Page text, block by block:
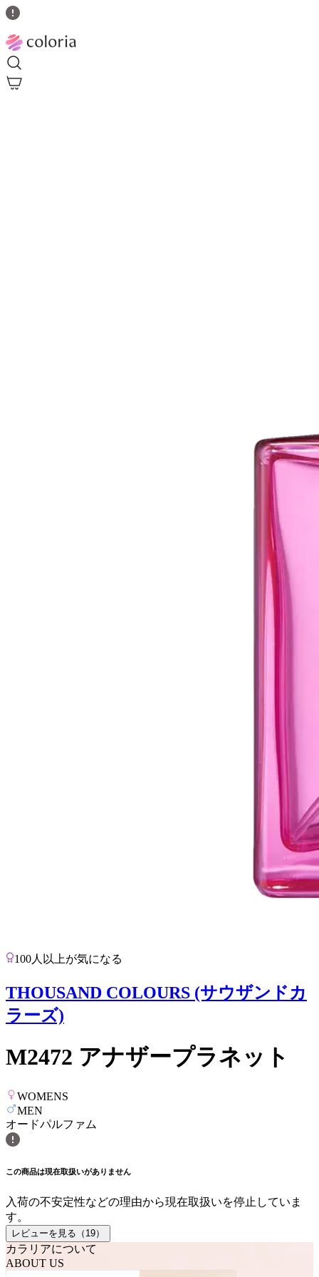
100人以上が気になる
THOUSAND COLOURS (サウザンドカ
ラーズ)
M2472 アナザープラネット
WOMENS
MEN
オードパルファム
この商品は現在取扱いがありません
入荷の不安定性などの理由から現在取扱いを停止していま
す。
レビューを見る（ 19）
カラリアについて
ABOUT US